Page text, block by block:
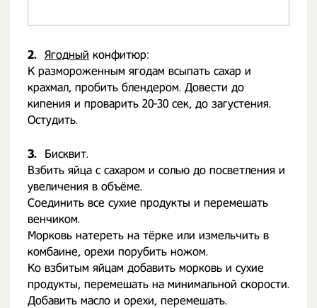
2. Ягодный конфитюр:
К размороженным ягодам всыпать сахар и
крахмал, пробить блендером. Довести до
кипения и проварить 20-30 сек, до загустения.
Остудить.
3.
Бисквит.
Взбить яйца с сахаром и солью до посветления и
увеличения в объёме.
Соединить все сухие продукты и перемешать
венчиком.
Морковь натереть на тёрке или измельчить в
комбаине, орехи порубить ножом.
Ко взбитым яйцам добавить морковь и сухие
продукты, перемешать на минимальной скорости.
Добавить масло и орехи, перемешать.